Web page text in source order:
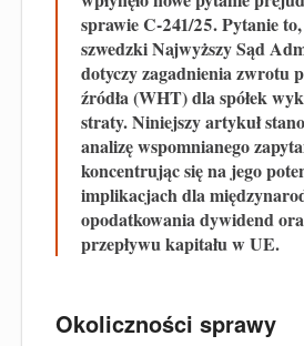
sprawie C-241/25. Pytanie
szwedzki Najwyższy Sąd
dotyczy zagadnienia zwrotu
źródła (WHT) dla spółek
straty. Niniejszy artykuł
analizę wspomnianego
koncentrując się na jego
implikacjach dla
opodatkowania dywidend
przepływu kapitału w UE.
Okoliczności sprawy